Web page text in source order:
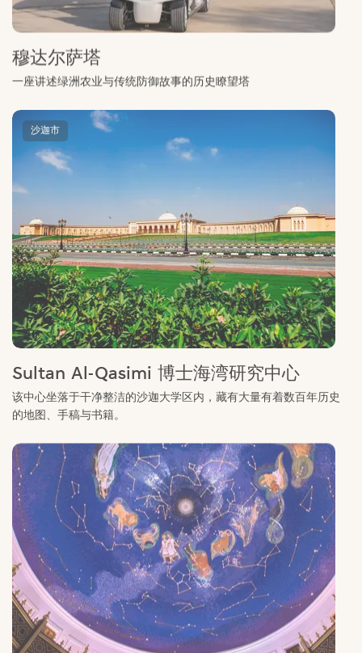
穆达尔萨塔
一座讲述绿洲农业与传统防御故事的历史瞭望塔
Sultan Al-Qasimi 博士海湾研究中心
的地图、手稿与书籍。